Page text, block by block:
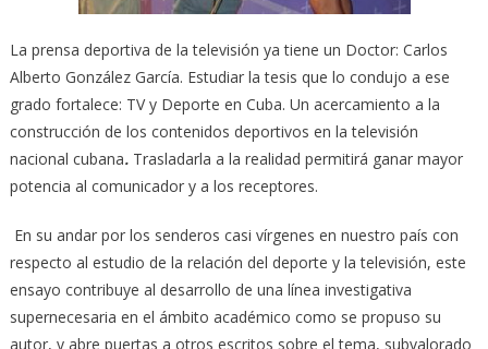
La prensa deportiva de la televisión ya tiene un Doctor: Carlos
Alberto González García. Estudiar la tesis que lo condujo a ese
grado fortalece: TV y Deporte en Cuba. Un acercamiento a la
construcción de los contenidos deportivos en la televisión
nacional cubana. Trasladarla a la realidad permitirá ganar mayor
potencia al comunicador y a los receptores.
En su andar por los senderos casi vírgenes en nuestro país con
respecto al estudio de la relación del deporte y la televisión, este
ensayo contribuye al desarrollo de una línea investigativa
supernecesaria en el ámbito académico como se propuso su
autor, y abre puertas a otros escritos sobre el tema, subvalorado